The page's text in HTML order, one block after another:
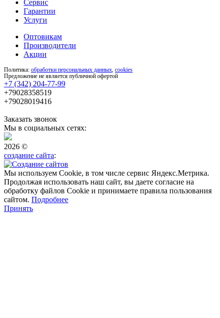
Сервис
Гарантии
Услуги
Оптовикам
Производители
Акции
Политика: обработки персональных данных, cookies
Предложение не является публичной офертой
+7 (342) 204-77-99
+79028358519
+79028019416
Заказать звонок
Мы в социальных сетях:
2026 ©
создание сайта:
Мы используем Cookie, в том числе сервис Яндекс.Метрика.
Продолжая использовать наш сайт, вы даете согласие на
обработку файлов Cookie и принимаете правила пользования
сайтом. Подробнее
Принять